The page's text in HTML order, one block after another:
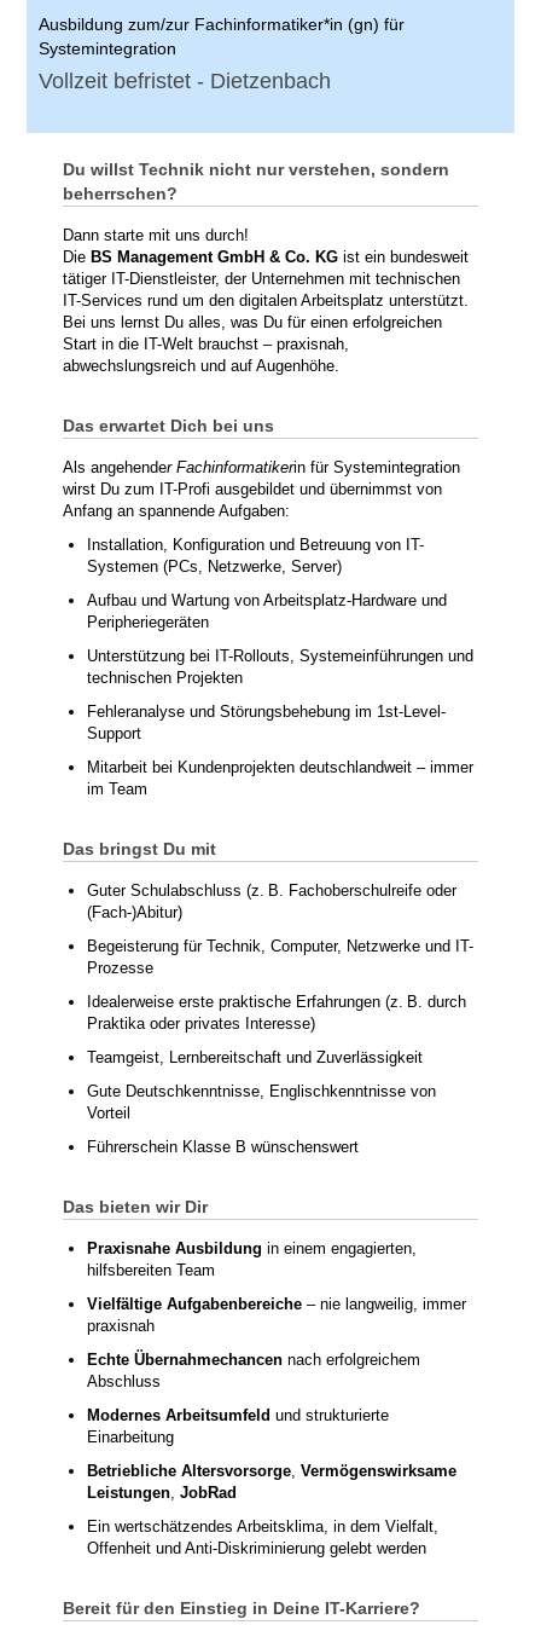
Ausbildung zum/zur Fachinformatiker*in (gn) für
Systemintegration
Vollzeit befristet - Dietzenbach
Du willst Technik nicht nur verstehen, sondern
beherrschen?
Dann starte mit uns durch!
Die BS Management GmbH & Co. KG ist ein bundesweit
tätiger IT-Dienstleister, der Unternehmen mit technischen
IT-Services rund um den digitalen Arbeitsplatz unterstützt.
Bei uns lernst Du alles, was Du für einen erfolgreichen
Start in die IT-Welt brauchst – praxisnah,
abwechslungsreich und auf Augenhöhe.
Das erwartet Dich bei uns
Als angehender Fachinformatikerin für Systemintegration
wirst Du zum IT-Profi ausgebildet und übernimmst von
Anfang an spannende Aufgaben:
Installation, Konfiguration und Betreuung von IT-
Systemen (PCs, Netzwerke, Server)
Aufbau und Wartung von Arbeitsplatz-Hardware und
Peripheriegeräten
Unterstützung bei IT-Rollouts, Systemeinführungen und
technischen Projekten
Fehleranalyse und Störungsbehebung im 1st-Level-
Support
Mitarbeit bei Kundenprojekten deutschlandweit – immer
im Team
Das bringst Du mit
Guter Schulabschluss (z. B. Fachoberschulreife oder
(Fach-)Abitur)
Begeisterung für Technik, Computer, Netzwerke und IT-
Prozesse
Idealerweise erste praktische Erfahrungen (z. B. durch
Praktika oder privates Interesse)
Teamgeist, Lernbereitschaft und Zuverlässigkeit
Gute Deutschkenntnisse, Englischkenntnisse von
Vorteil
Führerschein Klasse B wünschenswert
Das bieten wir Dir
Praxisnahe Ausbildung in einem engagierten,
hilfsbereiten Team
Vielfältige Aufgabenbereiche – nie langweilig, immer
praxisnah
Echte Übernahmechancen nach erfolgreichem
Abschluss
Modernes Arbeitsumfeld und strukturierte
Einarbeitung
Betriebliche Altersvorsorge,Vermögenswirksame
Leistungen,JobRad
Ein wertschätzendes Arbeitsklima, in dem Vielfalt,
Offenheit und Anti-Diskriminierung gelebt werden
Bereit für den Einstieg in Deine IT-Karriere?